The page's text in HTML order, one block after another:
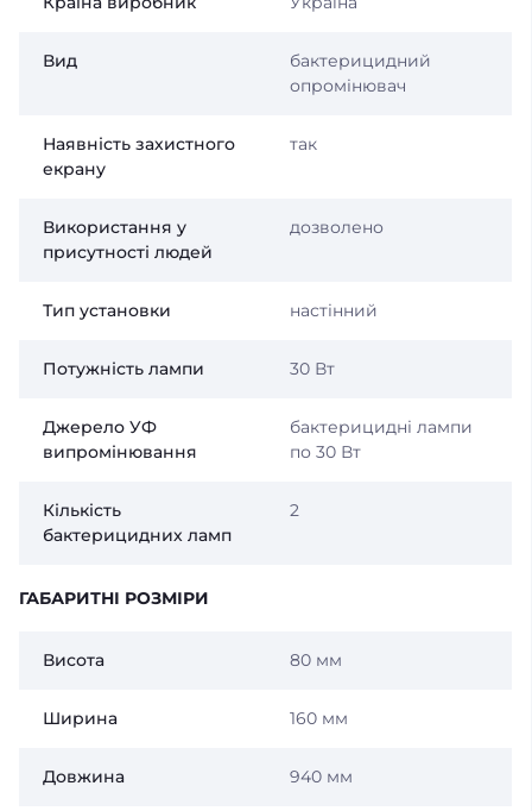
Вид
бактерицидний
опромінювач
Наявність захистного
екрану
так
Використання у
присутності людей
дозволено
Тип установки настінний
Потужність лампи 30 Вт
Джерело УФ
випромінювання
бактерицидні лампи
по 30 Вт
Кількість
бактерицидних ламп
2
ГАБАРИТНІ РОЗМІРИ
Висота 80 мм
Ширина 160 мм
Довжина 940 мм